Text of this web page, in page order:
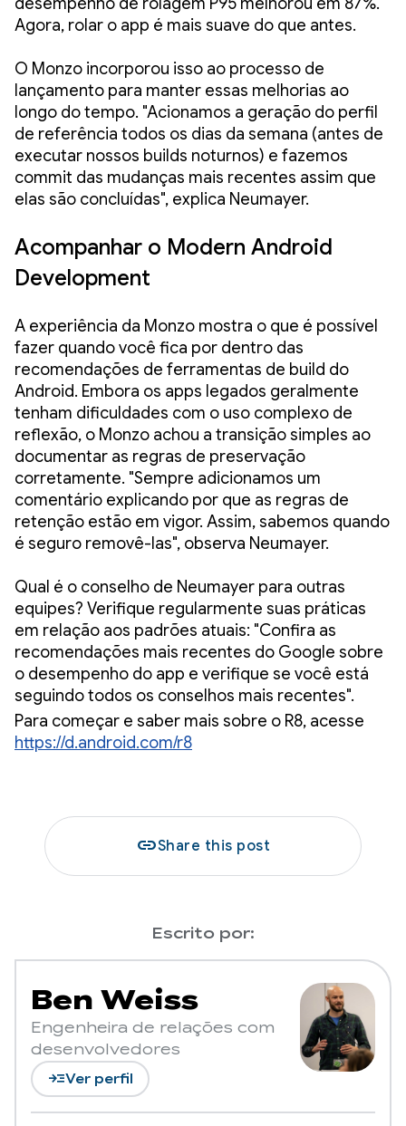
Agora, rolar o app é mais suave do que antes.
O Monzo incorporou isso ao processo de
lançamento para manter essas melhorias ao
longo do tempo. "Acionamos a geração do perfil
de referência todos os dias da semana (antes de
executar nossos builds noturnos) e fazemos
commit das mudanças mais recentes assim que
elas são concluídas", explica Neumayer.
Acompanhar o Modern Android
Development
A experiência da Monzo mostra o que é possível
fazer quando você fica por dentro das
recomendações de ferramentas de build do
Android. Embora os apps legados geralmente
tenham dificuldades com o uso complexo de
reflexão, o Monzo achou a transição simples ao
documentar as regras de preservação
corretamente. "Sempre adicionamos um
comentário explicando por que as regras de
retenção estão em vigor. Assim, sabemos quando
é seguro removê-las", observa Neumayer.
Qual é o conselho de Neumayer para outras
equipes? Verifique regularmente suas práticas
em relação aos padrões atuais: "Confira as
recomendações mais recentes do Google sobre
o desempenho do app e verifique se você está
seguindo todos os conselhos mais recentes".
Para começar e saber mais sobre o R8, acesse
https://d.android.com/r8
linkShare this post
Escrito por:
Ben Weiss
Engenheira de relações com
desenvolvedores
read_moreVer perfil